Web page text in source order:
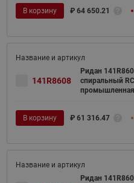
В корзину ₽ 64 650.21
141R8608
Ридан
спиральный
промышленная
В корзину ₽ 61 316.47
Ридан